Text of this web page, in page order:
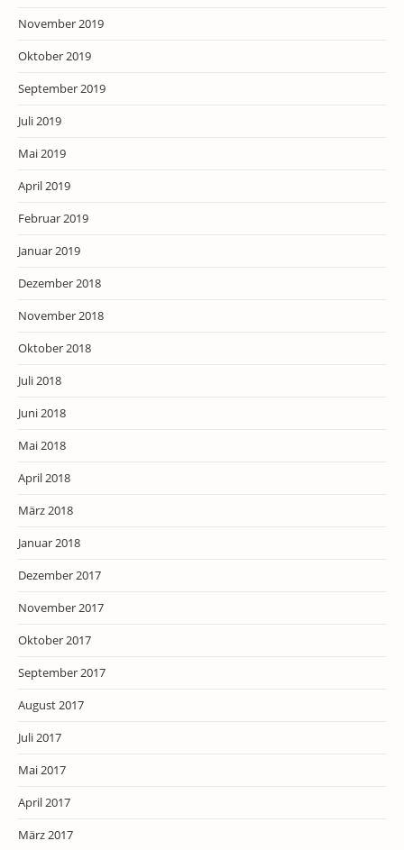
November 2019
Oktober 2019
September 2019
Juli 2019
Mai 2019
April 2019
Februar 2019
Januar 2019
Dezember 2018
November 2018
Oktober 2018
Juli 2018
Juni 2018
Mai 2018
April 2018
März 2018
Januar 2018
Dezember 2017
November 2017
Oktober 2017
September 2017
August 2017
Juli 2017
Mai 2017
April 2017
März 2017